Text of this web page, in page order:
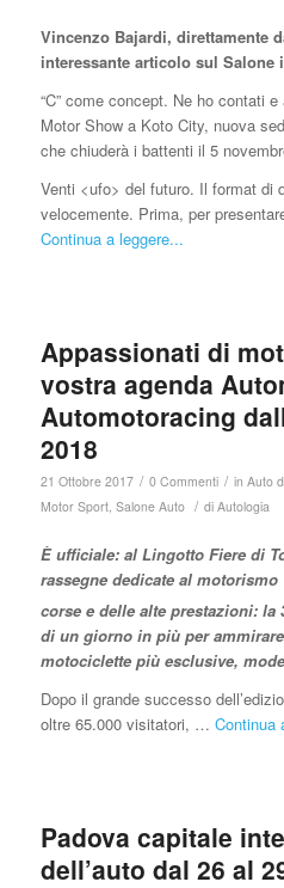
Vincenzo Bajardi, direttamente
interessante articolo sul Salone
“C” come concept. Ne ho contati
Motor Show a Koto City, nuova
che chiuderà i battenti il 5
Venti <ufo> del futuro. Il format di
velocemente. Prima, per
Continua a leggere...
Appassionati di
vostra agenda
Automotoracing
2018
21 Ottobre 2017 / 0 Commenti / in Auto
Motor Sport, Salone Auto / di Autologia
È ufficiale: al Lingotto Fiere di
rassegne dedicate al
corse e delle alte prestazioni: la
di un giorno in più per
motociclette più esclusive,
Dopo il grande successo
oltre 65.000 visitatori, … Continua
Padova capitale
dell’auto dal 26 al